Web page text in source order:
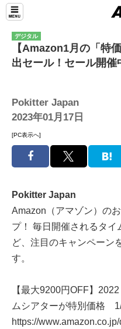
デジタル
【Amazon1月の「特
出セール！セール開催
Pokitter Japan
2023年01月17日
[PC表示へ]
Pokitter Japan
Amazon（アマゾン）の
プ！ 毎日開催されるタ
ど、注目のキャンペーン
す。
【最大9200円OFF】
ムシアターが特別価格
https://